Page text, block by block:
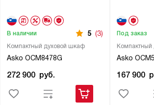
Компактный духовой шкаф
Asko OCM8478G
В наличии 5 (3)
272 900 руб.
Asko
Под заказ
167 900